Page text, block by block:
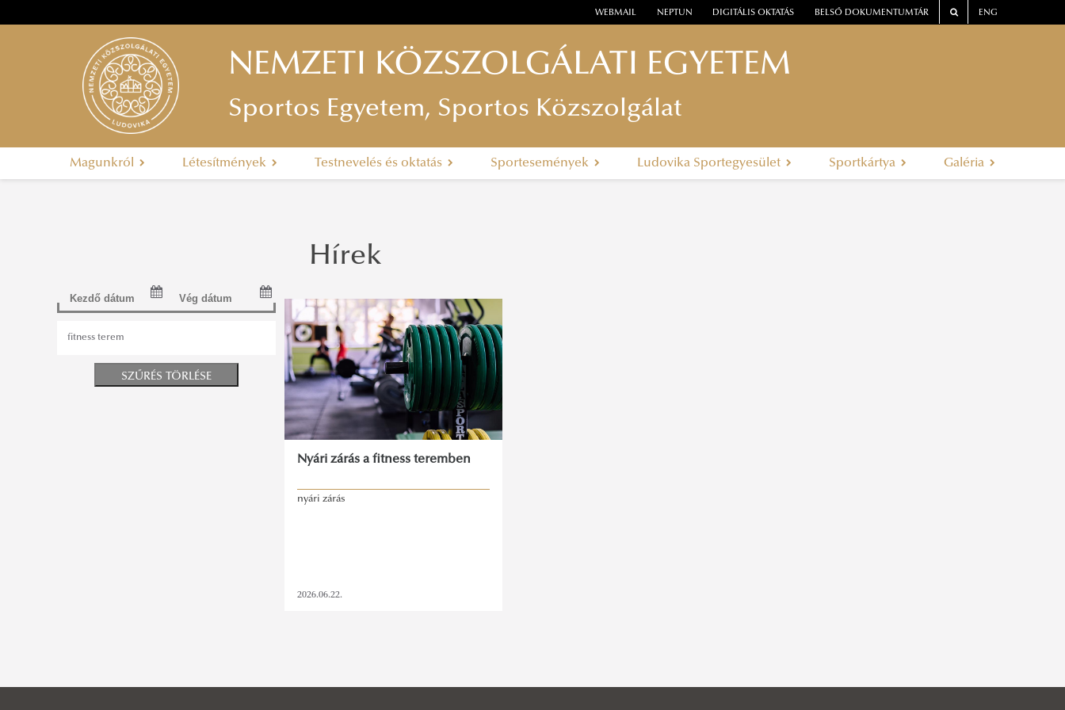
WEBMAIL NEPTUN DIGITÁLIS OKTATÁS BELSŐ DOKUMENTUMTÁR ENG
NEMZETI KÖZSZOLGÁLATI EGYETEM
Sportos Egyetem, Sportos Közszolgálat
Magunkról Létesítmények Testnevelés és oktatás Sportesemények Ludovika Sportegyesület Sportkártya Galéria
fitness terem
SZŰRÉS TÖRLÉSE
Hírek
Nyári zárás a fitness teremben
nyári zárás
2026.06.22.